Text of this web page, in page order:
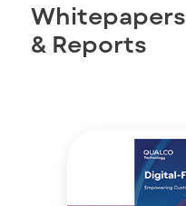
Whitepapers
& Reports